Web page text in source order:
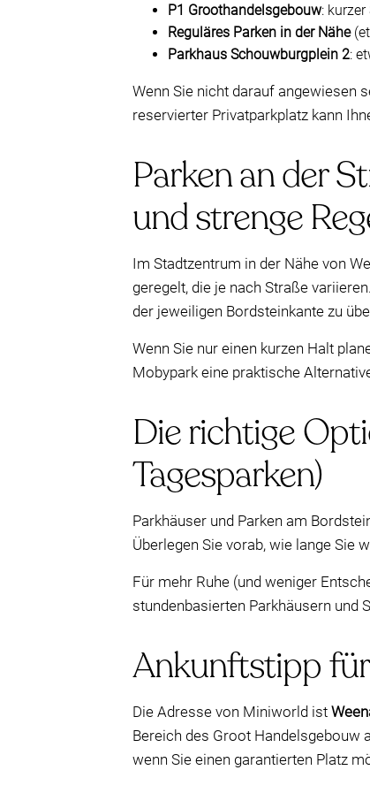
P1 Groothandelsgebouw:
Reguläres Parken in der Nähe
Parkhaus Schouwburgplein 2:
Wenn Sie nicht darauf angewiesen
reservierter Privatparkplatz kann
Parken an der
und strenge
Im Stadtzentrum in der Nähe von
geregelt, die je nach Straße
der jeweiligen Bordsteinkante zu
Wenn Sie nur einen kurzen Halt
Mobypark eine praktische
Die richtige
Tagesparken)
Parkhäuser und Parken am
Überlegen Sie vorab, wie lange Sie
Für mehr Ruhe (und weniger
stundenbasierten Parkhäusern und
Ankunftstipp
Die Adresse von Miniworld ist
Bereich des Groot Handelsgebouw
wenn Sie einen garantierten Platz